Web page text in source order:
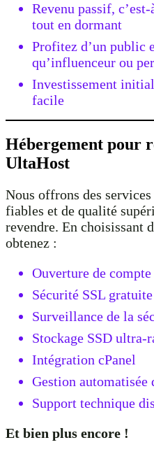
Revenu passif,
tout en dormant
Profitez d’un public
qu’influenceur ou
Investissement
facile
Hébergement pour
UltaHost
Nous offrons des
fiables et de qualité
revendre. En choisissant
obtenez :
Ouverture de
Sécurité SSL gratuite
Surveillance de la
Stockage SSD ultra-
Intégration cPanel
Gestion automatisée
Support technique
Et bien plus encore !